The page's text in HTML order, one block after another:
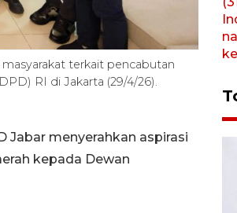
terkait pencabutan
RI di Jakarta (29/4/26).
Jabar menyerahkan aspirasi
kepada Dewan